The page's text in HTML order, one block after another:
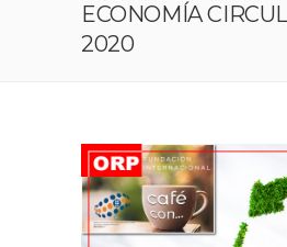
ECONOMÍA
2020